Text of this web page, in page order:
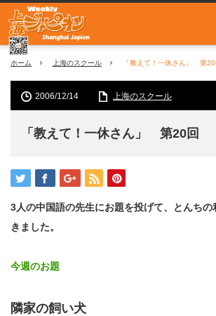
ホーム 上海のスクール 「教えて！一休さん」 第20
2006/12/14 上海のスクール
「教えて！一休さん」 第20回
3人の中国語の先生にお題を投げて、とんち
きました。
今週のお題
隣家の飼い犬